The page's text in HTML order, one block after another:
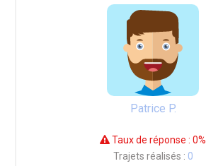
Patrice P.
Taux de réponse : 0%
Trajets réalisés : 0